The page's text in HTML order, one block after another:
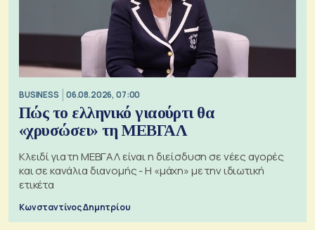
BUSINESS 06.08.2026, 07:00
Πώς το ελληνικό γιαούρτι θα
«χρυσώσει» τη ΜΕΒΓΑΛ
Κλειδί για τη ΜΕΒΓΑΛ είναι η διείσδυση σε νέες αγορές
και σε κανάλια διανομής - Η «μάχη» με την ιδιωτική
ετικέτα
Κωνσταντίνος Δημητρίου